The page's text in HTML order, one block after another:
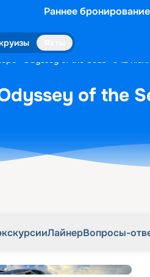
Раннее бронирование
«Odyssey of the Seas» с 12
of the
ЛайнерВопросы-